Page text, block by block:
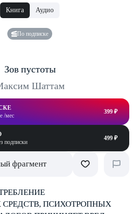
Книга Аудио
По подписке
Зов пустоты
Шаттам
/мес
399 ₽
подписки
499 ₽
фрагмент
ПСИХОТРОПНЫХ